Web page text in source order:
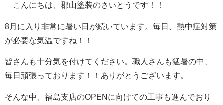
こんにちは、郡山塗装のさいとうです！！
8月に入り非常に暑い日が続いています。毎日、熱中症対策
が必要な気温ですね！！
皆さんも十分気を付けてください。職人さんも猛暑の中、
毎日頑張っております！！ありがとうございます。
そんな中、福島支店のOPENに向けての工事も進んでおり